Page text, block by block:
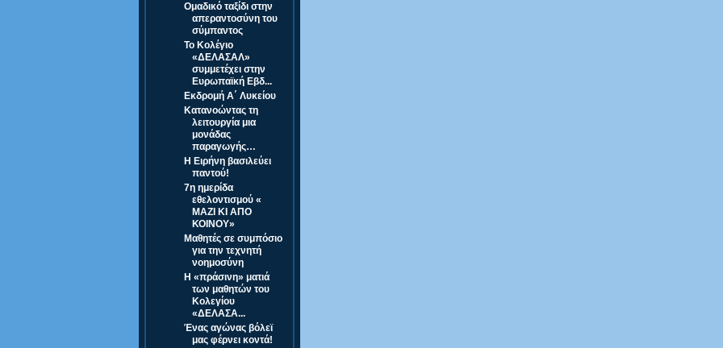
Ομαδικό ταξίδι στην
απεραντοσύνη του
σύμπαντος
Το Κολέγιο
«ΔΕΛΑΣΑΛ»
συμμετέχει στην
Ευρωπαϊκή Εβδ...
Εκδρομή Α΄ Λυκείου
Κατανοώντας τη
λειτουργία μια
μονάδας
παραγωγής…
Η Ειρήνη βασιλεύει
παντού!
7η ημερίδα
εθελοντισμού «
ΜΑΖΙ ΚΙ ΑΠΟ
ΚΟΙΝΟΥ»
Μαθητές σε συμπόσιο
για την τεχνητή
νοημοσύνη
Η «πράσινη» ματιά
των μαθητών του
Κολεγίου
«ΔΕΛΑΣΑ...
Ένας αγώνας βόλεϊ
μας φέρνει κοντά!